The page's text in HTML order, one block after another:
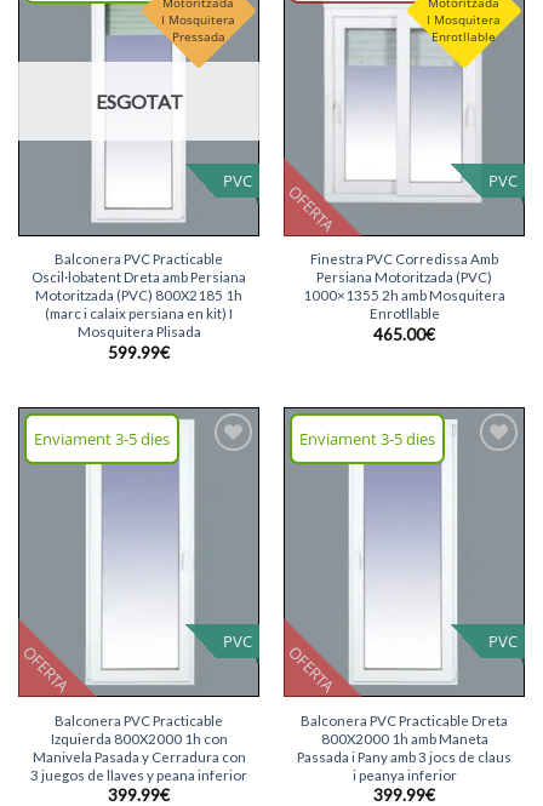
PVC
I Mosquitera
Pressada
Afegeix
llista
desitjos
ESGOTAT
Balconera PVC Practicable
Oscil·lobatent Dreta amb Persiana
Motoritzada (PVC) 800X2185 1h
(marc i calaix persiana en kit) I
Mosquitera Plisada
599.99€
OFERTA
PVC
I Mosquitera
Enrotllable
Afegeix
llista
desitjos
Finestra PVC Corredissa Amb
Persiana Motoritzada (PVC)
1000×1355 2h amb Mosquitera
Enrotllable
465.00€
OFERTA
Enviament 3-5 dies
PVC
Balconera PVC Practicable
Izquierda 800X2000 1h con
Manivela Pasada y Cerradura con
3 juegos de llaves y peana inferior
399.99€
OFERTA
Enviament 3-5 dies
PVC
Balconera PVC Practicable Dreta
800X2000 1h amb Maneta
Passada i Pany amb 3 jocs de claus
i peanya inferior
399.99€